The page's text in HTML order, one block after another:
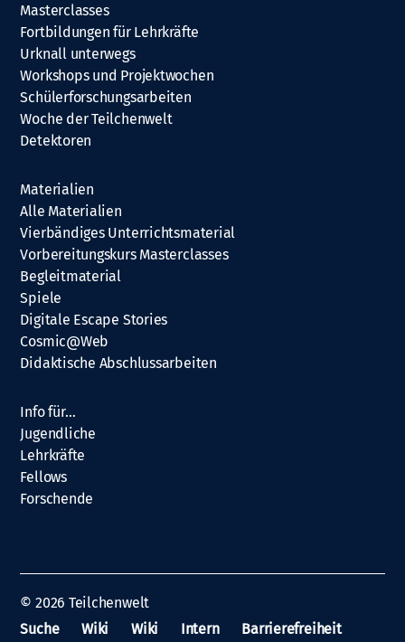
Masterclasses
Fortbildungen für Lehrkräfte
Urknall unterwegs
Workshops und Projektwochen
Schülerforschungsarbeiten
Woche der Teilchenwelt
Detektoren
Materialien
Alle Materialien
Vierbändiges Unterrichtsmaterial
Vorbereitungskurs Masterclasses
Begleitmaterial
Spiele
Digitale Escape Stories
Cosmic@Web
Didaktische Abschlussarbeiten
Info für…
Jugendliche
Lehrkräfte
Fellows
Forschende
© 2026 Teilchenwelt
Suche
Wiki Wiki Intern Barrierefreiheit